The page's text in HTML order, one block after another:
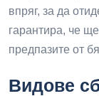
впряг, за да
гарантира, че
предпазите от
Видове